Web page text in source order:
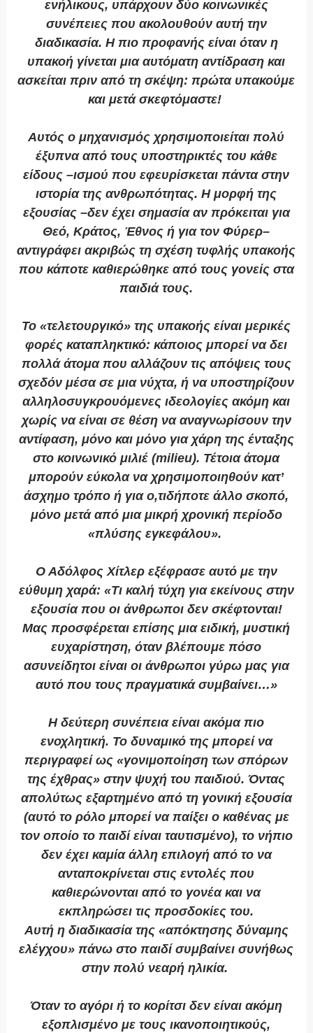
ενήλικους, υπάρχουν δύο κοινωνικές
συνέπειες που ακολουθούν αυτή την
διαδικασία. Η πιο προφανής είναι όταν η
υπακοή γίνεται μια αυτόματη αντίδραση και
ασκείται πριν από τη σκέψη: πρώτα υπακούμε
και μετά σκεφτόμαστε!
Αυτός ο μηχανισμός χρησιμοποιείται πολύ
έξυπνα από τους υποστηρικτές του κάθε
είδους –ισμού που εφευρίσκεται πάντα στην
ιστορία της ανθρωπότητας. Η μορφή της
εξουσίας –δεν έχει σημασία αν πρόκειται για
Θεό, Κράτος, Έθνος ή για τον Φύρερ–
αντιγράφει ακριβώς τη σχέση τυφλής υπακοής
που κάποτε καθιερώθηκε από τους γονείς στα
παιδιά τους.
Το «τελετουργικό» της υπακοής είναι μερικές
φορές καταπληκτικό: κάποιος μπορεί να δει
πολλά άτομα που αλλάζουν τις απόψεις τους
σχεδόν μέσα σε μια νύχτα, ή να υποστηρίζουν
αλληλοσυγκρουόμενες ιδεολογίες ακόμη και
χωρίς να είναι σε θέση να αναγνωρίσουν την
αντίφαση, μόνο και μόνο για χάρη της ένταξης
στο κοινωνικό μιλιέ (milieu). Τέτοια άτομα
μπορούν εύκολα να χρησιμοποιηθούν κατ’
άσχημο τρόπο ή για ο,τιδήποτε άλλο σκοπό,
μόνο μετά από μια μικρή χρονική περίοδο
«πλύσης εγκεφάλου».
Ο Αδόλφος Χίτλερ εξέφρασε αυτό με την
εύθυμη χαρά: «Τι καλή τύχη για εκείνους στην
εξουσία που οι άνθρωποι δεν σκέφτονται!
Μας προσφέρεται επίσης μια ειδική, μυστική
ευχαρίστηση, όταν βλέπουμε πόσο
ασυνείδητοι είναι οι άνθρωποι γύρω μας για
αυτό που τους πραγματικά συμβαίνει…»
Η δεύτερη συνέπεια είναι ακόμα πιο
ενοχλητική. Το δυναμικό της μπορεί να
περιγραφεί ως «γονιμοποίηση των σπόρων
της έχθρας» στην ψυχή του παιδιού. Όντας
απολύτως εξαρτημένο από τη γονική εξουσία
(αυτό το ρόλο μπορεί να παίξει ο καθένας με
τον οποίο το παιδί είναι ταυτισμένο), το νήπιο
δεν έχει καμία άλλη επιλογή από το να
ανταποκρίνεται στις εντολές που
καθιερώνονται από το γονέα και να
εκπληρώσει τις προσδοκίες του.
Αυτή η διαδικασία της «απόκτησης δύναμης
ελέγχου» πάνω στο παιδί συμβαίνει συνήθως
στην πολύ νεαρή ηλικία.
Όταν το αγόρι ή το κορίτσι δεν είναι ακόμη
εξοπλισμένο με τους ικανοποιητικούς,